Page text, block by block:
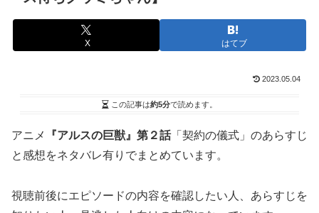
X はてブ
2023.05.04
この記事は約5分で読めます。
アニメ 『アルスの巨獣』第２話「契約の儀式」のあらすじ
と感想をネタバレ有りでまとめています。
視聴前後にエピソードの内容を確認したい人、あらすじを